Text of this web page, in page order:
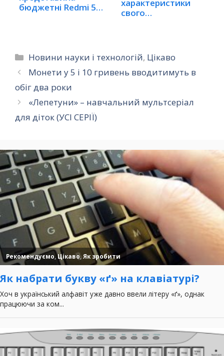
бюджетні Redmi 5 і
характеристики
свого
Категорії
Новини науки і технологій, Цікаво
Монети у 5 і 10 гривень вводитимуть в
обіг два роки
«Лепетуни» – навчальний мультсеріал
для діток (УСІ СЕРІЇ)